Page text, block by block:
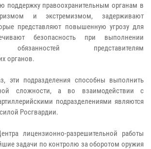
поддержку правоохранительным органам в
и экстремизмом, задерживают
представляют повышенную угрозу для
безопасность при выполнении
представителям
органов.
эти подразделения способны выполнить
сложности, а во взаимодействии с
подразделениями являются
Росгвардии.
лицензионно-разрешительной работы
задачи по контролю за оборотом оружия